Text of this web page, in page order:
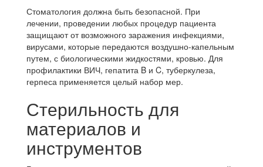
Стоматология должна быть безопасной. При
лечении, проведении любых процедур пациента
защищают от возможного заражения инфекциями,
вирусами, которые передаются воздушно-капельным
путем, с биологическими жидкостями, кровью. Для
профилактики ВИЧ, гепатита B и C, туберкулеза,
герпеса применяется целый набор мер.
Стерильность для
материалов и
инструментов